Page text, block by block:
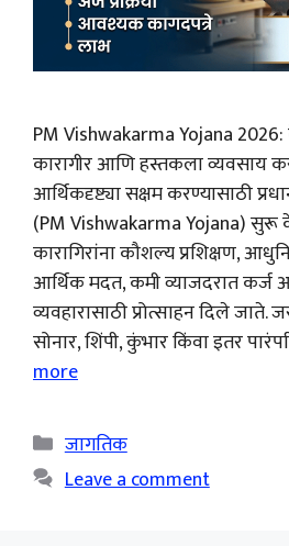
PM Vishwakarma Yojana 2026:
कारागीर आणि हस्तकला व्यवसाय
आर्थिकदृष्ट्या सक्षम करण्यासाठी
(PM Vishwakarma Yojana) सुरू
कारागिरांना कौशल्य प्रशिक्षण,
आर्थिक मदत, कमी व्याजदरात कर्ज
व्यवहारासाठी प्रोत्साहन दिले जाते.
सोनार, शिंपी, कुंभार किंवा इतर
more
Categories
जागतिक
Leave a comment